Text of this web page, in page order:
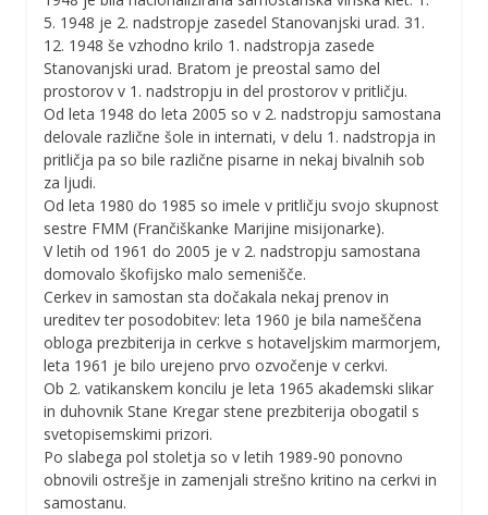
5. 1948 je 2. nadstropje zasedel Stanovanjski urad. 31.
12. 1948 še vzhodno krilo 1. nadstropja zasede
Stanovanjski urad. Bratom je preostal samo del
prostorov v 1. nadstropju in del prostorov v pritličju.
Od leta 1948 do leta 2005 so v 2. nadstropju samostana
delovale različne šole in internati, v delu 1. nadstropja in
pritličja pa so bile različne pisarne in nekaj bivalnih sob
za ljudi.
Od leta 1980 do 1985 so imele v pritličju svojo skupnost
sestre FMM (Frančiškanke Marijine misijonarke).
V letih od 1961 do 2005 je v 2. nadstropju samostana
domovalo škofijsko malo semenišče.
Cerkev in samostan sta dočakala nekaj prenov in
ureditev ter posodobitev: leta 1960 je bila nameščena
obloga prezbiterija in cerkve s hotaveljskim marmorjem,
leta 1961 je bilo urejeno prvo ozvočenje v cerkvi.
Ob 2. vatikanskem koncilu je leta 1965 akademski slikar
in duhovnik Stane Kregar stene prezbiterija obogatil s
svetopisemskimi prizori.
Po slabega pol stoletja so v letih 1989-90 ponovno
obnovili ostrešje in zamenjali strešno kritino na cerkvi in
samostanu.